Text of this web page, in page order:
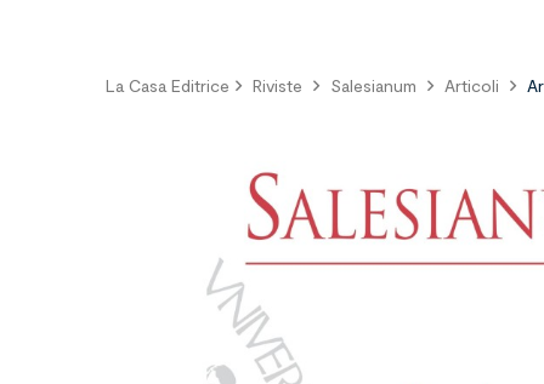
La Casa Editrice Riviste Salesianum Articoli